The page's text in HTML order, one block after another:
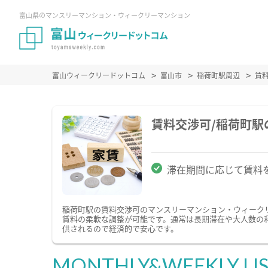
富山県のマンスリーマンション・ウィークリーマンション
富山ウィークリードットコム 富山市 稲荷町駅周辺 賃
賃料交渉可/稲荷町
滞在期間に応じて賃料
稲荷町駅の賃料交渉可のマンスリーマンション・ウィー
賃料の柔軟な調整が可能です。通常は長期滞在や大人数
供されるので経済的で安心です。